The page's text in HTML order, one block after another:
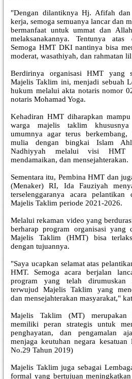
"Dengan dilantiknya Hj. Afifah
kerja, semoga semuanya lancar dan
bermanfaat untuk ummat dan
melaksanakannya. Tentunya
Semoga HMT DKI nantinya bisa
moderat, wasathiyah, dan rahmatan
Berdirinya organisasi HMT yang
Majelis Taklim ini, menjadi sebuah
hukum melalui akta notaris nomor
notaris Mohamad Yoga.
Kehadiran HMT diharapkan
warga majelis taklim
umumnya agar terus
mulia dengan bingkai Islam
Nadhiyyah melalui visi HMT
mendamaikan, dan mensejahterakan.
Sementara itu, Pembina HMT dan
(Menaker) RI, Ida Fauziyah
terselenggaranya acara
Majelis Taklim periode 2021-2026.
Melalui rekaman video yang
berharap program organisasi yang
Majelis Taklim (HMT) bisa
dengan tujuannya.
"Saya ucapkan selamat atas
HMT. Semoga acara berjalan
program yang telah dirumuskan
terwujud Majelis Taklim yang
dan mensejahterakan masyarakat,"
Majelis Taklim (MT) merupakan
memiliki peran strategis untuk
penghayatan, dan pengamalan
menjaga keutuhan negara
No.29 Tahun 2019)
Majelis Taklim juga sebagai
formal yang bertujuan